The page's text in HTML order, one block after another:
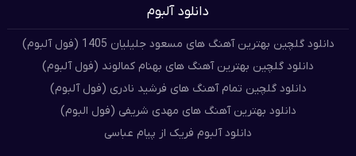
دانلود آلبوم
دانلود گلچین بهترین آهنگ های مسعود جلیلیان 1405 (فول آلبوم)
دانلود گلچین بهترین آهنگ های بهنام کمالوند (فول آلبوم)
دانلود گلچین تمام آهنگ های فرشید نادری (فول آلبوم)
دانلود بهترین آهنگ های مهدی شریفی (فول البوم)
دانلود آلبوم فریک از پیام عباسی